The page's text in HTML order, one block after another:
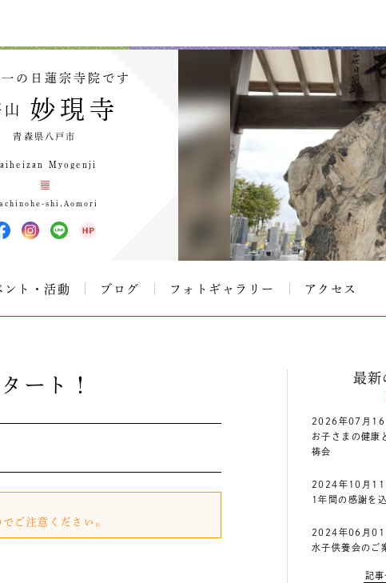
の日蓮宗寺院です
山 妙現寺
青森県八戸市
Myogenji
shi,Aomori
ント・活動 ブログ フォトギャラリー アクセス
ート！
ご注意ください。
最新
2026年07月16
お子さまの健康
祷会
2024年10月11
1年間の感謝を
2024年06月01
水子供養会のご
記事